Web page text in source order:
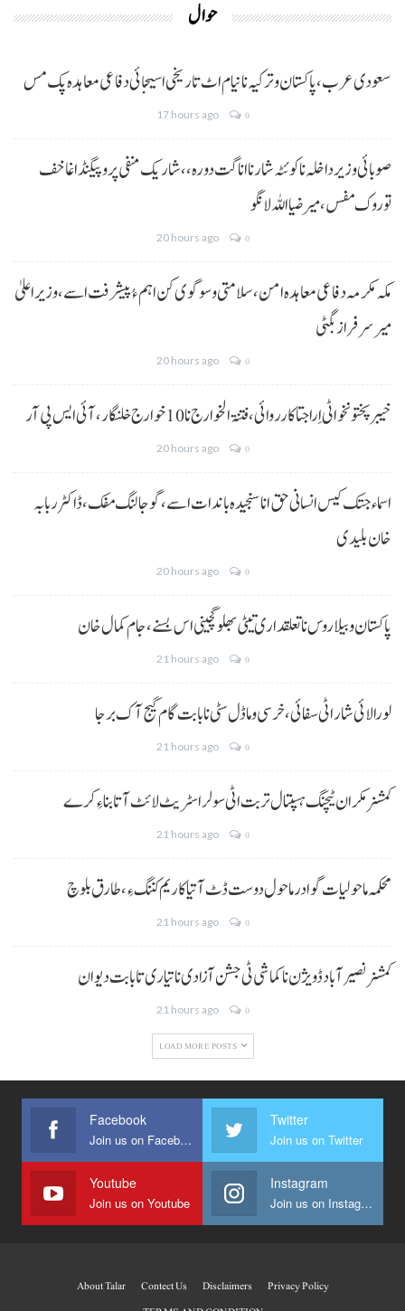
حوال
سعودی عرب، پاکستان و ترکیہ نا نیام اٹ تاریخی اسیجائی دفاعی معاہدہ پک مس
17 hours ago 0
صوبائی وزیر داخلہ نا کوئٹہ شار نا اناگت دورہ،، شاریک منفی پروپیگنڈا غا خف
توروک مفس، میر ضیا اللہ لانگو
20 hours ago 0
مکہ مکرمہ دفاعی معاہدہ امن، سلامتی و سوگوی کن اہم ءُ پیشرفت اسے،وزیراعلیٰ
میر سرفراز بگٹی
20 hours ago 0
خیبر پختونخوا ٹی اِرا جتا کارروائی، فتنۃ الخوارج نا 10خوارج خلنگار،آئی ایس پی آر
20 hours ago 0
اسماء جتک کیس انسانی حق انا سنجیدہ باندات اسے، گوجالنگ مفک،ڈاکٹر ربابہ
خان بلیدی
20 hours ago 0
پاکستان و بیلاروس نا تعلقداری تیٹی بھلو گچینی اس بسنے، جام کمال خان
21 hours ago 0
لورالائی شار اٹی سفائی، خرسی و ماڈل سٹی نا بابت گام گیج آک برجا
21 hours ago 0
کمشنر مکران ٹیچنگ ہسپتال تربت اٹی سولر اسٹریٹ لائٹ آتا بناءِ کرے
21 hours ago 0
محکمہ ماحولیات گوادر ماحول دوست ڈٹ آتیا کاریم کننگ ءِ، طارق بلوچ
21 hours ago 0
کمشنر نصیر آباد ڈویژن نا کماشی ٹی جشن آزادی نا تیاری تا بابت دیوان
21 hours ago 0
LOAD MORE POSTS
Facebook
Join us on Facebook
Twitter
Join us on Twitter
Youtube
Join us on Youtube
Instagram
Join us on Instagram
About Talar Contect Us Disclaimers
Privacy Policy